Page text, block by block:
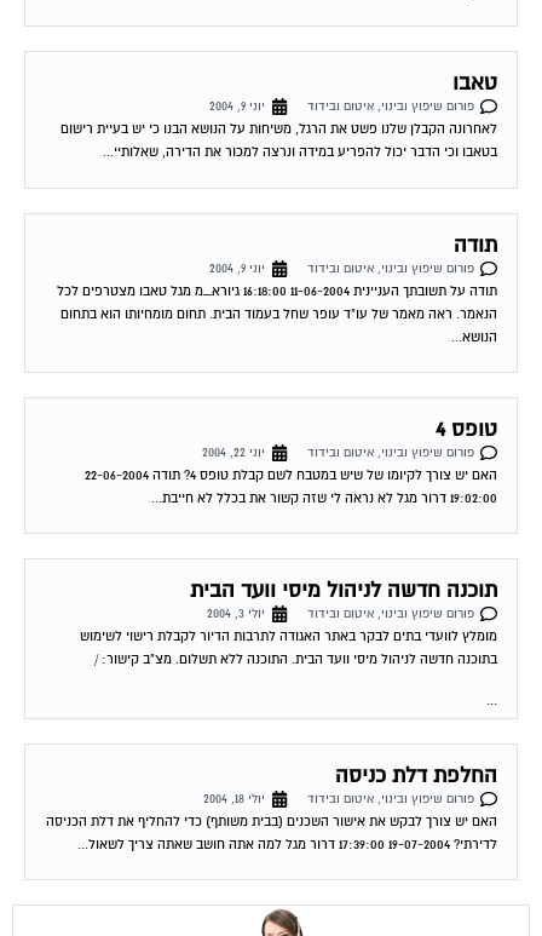
טאבו
פורום שיפוץ ובינוי, איטום ובידוד
לאחרונה הקבלן שלנו פשט את הרגל, משיחות על הנושא הבנו כי יש בעיית רישום
בטאבו וכי הדבר יכול להפריע במידה ונרצה למכור את הדירה, שאלותיי...
תודה
פורום שיפוץ ובינוי, איטום ובידוד
תודה על תשובתך העניינית 11-06-2004 16:18:00 גיורא_מ מגל טאבו מצטרפים לכל
הנאמר. ראה מאמר של עו"ד עופר שחל בעמוד הבית. תחום מומחיותו הוא בתחום
הנושא...
טופס 4
פורום שיפוץ ובינוי, איטום ובידוד
19:02:00 דרור מגל לא נראה לי שזה קשור את בכלל לא חייבת...
תוכנה חדשה לניהול מיסי וועד הבית
פורום שיפוץ ובינוי, איטום ובידוד
יולי 3, 2004
מומלץ לוועדי בתים לבקר באתר האגודה לתרבות הדיור לקבלת רישוי לשימוש
בתוכנה חדשה לניהול מיסי וועד הבית. התוכנה ללא תשלום. מצ"ב קישור: /
החלפת דלת כניסה
פורום שיפוץ ובינוי, איטום ובידוד
האם יש צורך לבקש את אישור השכנים (בבית משותף) כדי להחליף את דלת הכניסה
לדירתי? 19-07-2004 17:39:00 דרור מגל למה אתה חושב שאתה צריך לשאול...